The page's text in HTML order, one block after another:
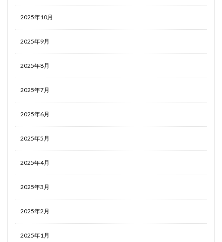
2025年10月
2025年9月
2025年8月
2025年7月
2025年6月
2025年5月
2025年4月
2025年3月
2025年2月
2025年1月